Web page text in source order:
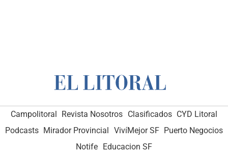
Campolitoral Revista Nosotros Clasificados CYD Litoral
Podcasts Mirador Provincial VivíMejor SF Puerto Negocios
Notife
Educacion SF